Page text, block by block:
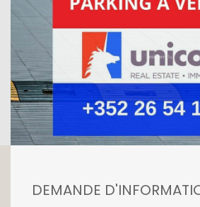
résidence bien gérée.
Ce bien a bénéficié d'une
complète.
Disponible immédiatement.
Pour plus de renseignements
DEMANDE